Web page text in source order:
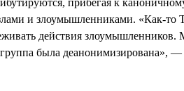
и злоумышленниками. «Как-то
действия
была деанонимизирована», —